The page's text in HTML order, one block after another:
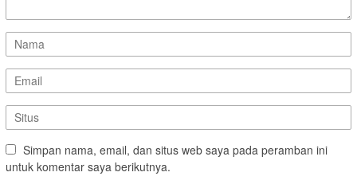
Simpan nama, email, dan situs web saya pada peramban ini
untuk komentar saya berikutnya.